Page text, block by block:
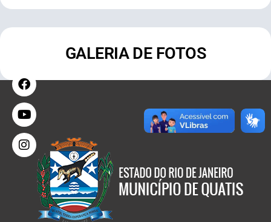
GALERIA DE FOTOS